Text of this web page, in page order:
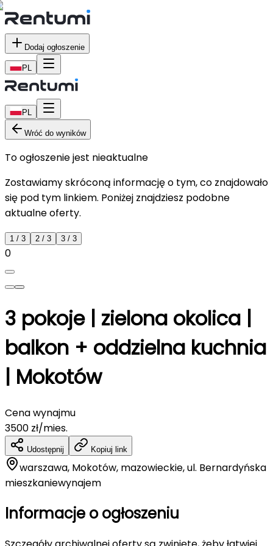
Dodaj ogłoszenie
PL
PL
Wróć do wyników
To ogłoszenie jest nieaktualne
Zostawiamy skróconą informację o tym, co znajdowało
się pod tym linkiem. Poniżej znajdziesz podobne
aktualne oferty.
1 / 3 2 / 3 3 / 3
0
3 pokoje | zielona okolica |
balkon + oddzielna kuchnia
| Mokotów
Cena wynajmu
3500 zł/mies.
Udostępnij Kopiuj link
warszawa, Mokotów, mazowieckie, ul. Bernardyńska
mieszkaniewynajem
Informacje o ogłoszeniu